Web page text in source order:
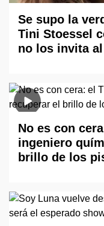
Se supo la
Tini Stoessel
no los invita
No es con
ingeniero
brillo de los